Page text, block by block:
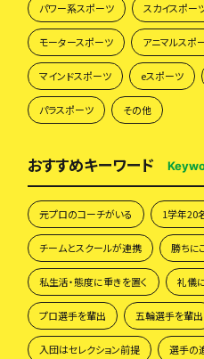
パワー系スポーツ スカイスポー
モータースポーツ アニマルスポ
マインドスポーツ eスポーツ
パラスポーツ その他
おすすめキーワード
元プロのコーチがいる 1学年20
チームとスクールが連携 勝ちに
私生活・態度に重きを置く 礼儀
プロ選手を輩出 五輪選手を輩出
入団はセレクション前提 選手の